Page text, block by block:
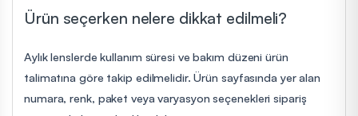
Ürün seçerken nelere dikkat edilmeli?
Aylık lenslerde kullanım süresi ve bakım düzeni ürün
talimatına göre takip edilmelidir. Ürün sayfasında yer alan
numara, renk, paket veya varyasyon seçenekleri sipariş